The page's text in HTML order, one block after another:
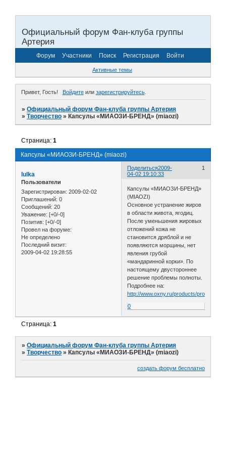
Официальный форум Фан-клуба группы
Артерия
Форум Участники Поиск Регистрация Войти
Активные темы
Привет, Гость! Войдитеили зарегистрируйтесь.
»Официальный форум Фан-клуба группы Артерия
»Творчество »Капсулы «МИАОЗИ-БРЕНД» (miaozi)
Капсулы «МИАОЗИ-БРЕНД» (miaozi)
Страница:1
Поделиться 1
2009-
04-02 19:10:33
lulka
Пользователи
Зарегистрирован: 2009-02-02
Приглашений: 0
Сообщений: 20
Уважение: [+0/-0]
Позитив: [+0/-0]
Провел на форуме:
Не определено
Последний визит:
2009-04-02 19:28:55
Капсулы «МИАОЗИ-БРЕНД»
(MIAOZI)
Основное устранение жиров
в области живота, ягодиц.
После уменьшения жировых
отложений кожа не
становится дряблой и не
появляются морщины, нет
явления грубой
«мандаринной корки». По
настоящему двустороннее
решение проблемы полноты.
Подробнее на:
http://www.oxny.ru/products/
0
Страница:1
»Официальный форум Фан-клуба группы Артерия
»Творчество »Капсулы «МИАОЗИ-БРЕНД» (miaozi)
создать форум бесплатно